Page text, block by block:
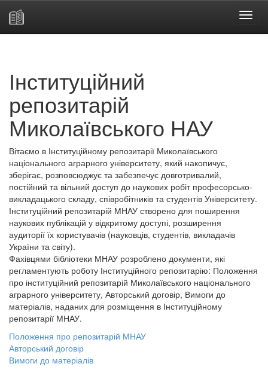
Інституційний
репозитарій
Миколаївського НАУ
Вітаємо в Інституційному репозитарії Миколаївського
національного аграрного університету, який накопичує,
зберігає, розповсюджує та забезпечує довготривалий,
постійний та вільний доступ до наукових робіт професорсько-
викладацького складу, співробітників та студентів Університету.
Інституційний репозитарій МНАУ створено для поширення
наукових публікацій у відкритому доступі, розширення
аудиторії їх користувачів (науковців, студентів, викладачів
України та світу).
Фахівцями бібліотеки МНАУ розроблено документи, які
регламентують роботу Інституційного репозитарію: Положення
про інституційний репозитарій Миколаївського національного
аграрного університету, Авторський договір, Вимоги до
матеріалів, наданих для розміщення в Інституційному
репозитарії МНАУ.
Положення про репозитарій МНАУ
Авторський договір
Вимоги до матеріалів